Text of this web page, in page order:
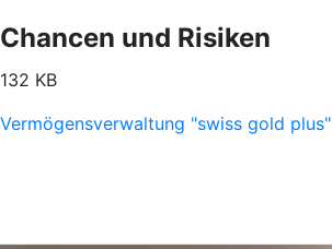
Chancen und Risiken
132 KB
Vermögensverwaltung "swiss gold plus"